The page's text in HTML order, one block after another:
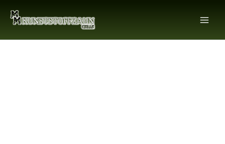
Inhalt